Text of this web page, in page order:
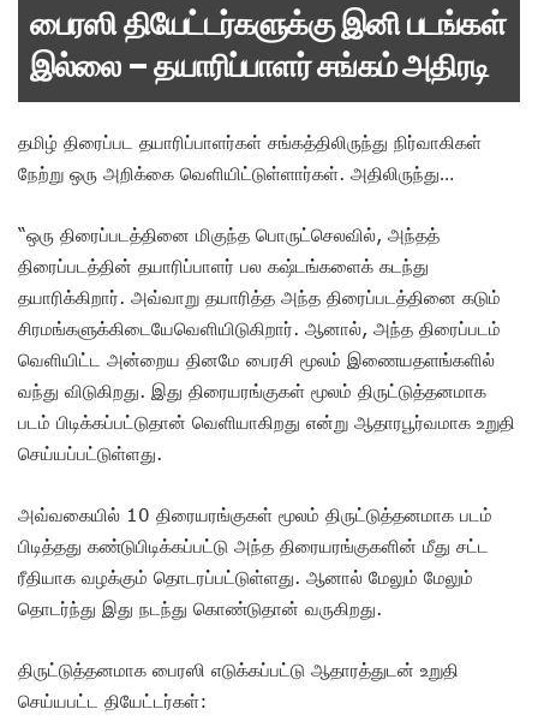
பைரஸி தியேட்டர்களுக்கு இனி படங்கள்
இல்லை – தயாரிப்பாளர் சங்கம் அதிரடி
தமிழ் திரைப்பட தயாரிப்பாளர்கள் சங்கத்திலிருந்து நிர்வாகிகள்
நேற்று ஒரு அறிக்கை வெளியிட்டுள்ளார்கள். அதிலிருந்து…
“ஒரு திரைப்படத்தினை மிகுந்த பொருட்செலவில், அந்தத்
திரைப்படத்தின் தயாரிப்பாளர் பல கஷ்டங்களைக் கடந்து
தயாரிக்கிறார். அவ்வாறு தயாரித்த அந்த திரைப்படத்தினை கடும்
சிரமங்களுக்கிடையேவெளியிடுகிறார். ஆனால், அந்த திரைப்படம்
வெளியிட்ட அன்றைய தினமே பைரசி மூலம் இணையதளங்களில்
வந்து விடுகிறது. இது திரையரங்குகள் மூலம் திருட்டுத்தனமாக
படம் பிடிக்கப்பட்டுதான் வெளியாகிறது என்று ஆதாரபூர்வமாக உறுதி
செய்யப்பட்டுள்ளது.
அவ்வகையில் 10 திரையரங்குகள் மூலம் திருட்டுத்தனமாக படம்
பிடித்தது கண்டுபிடிக்கப்பட்டு அந்த திரையரங்குகளின் மீது சட்ட
ரீதியாக வழக்கும் தொடரப்பட்டுள்ளது. ஆனால் மேலும் மேலும்
தொடர்ந்து இது நடந்து கொண்டுதான் வருகிறது.
திருட்டுத்தனமாக பைரஸி எடுக்கப்பட்டு ஆதாரத்துடன் உறுதி
செய்யபட்ட தியேட்டர்கள்: